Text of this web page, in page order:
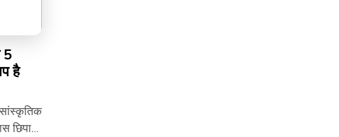
5
है
छिपा